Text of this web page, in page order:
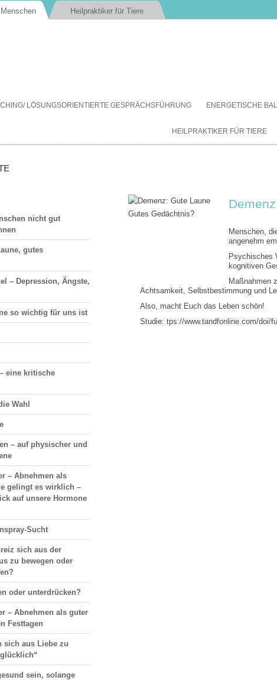
Heilpraktiker für Tiere
Inhalt
LÖSUNGSORIENTIERTE GESPRÄCHSFÜHRUNG ENERGETISCHE
HEILPRAKTIKER FÜR TIERE
Menschen,
angenehm
Psychisches
kognitiven
Maßnahmen
Achtsamkeit, Selbstbestimmung und
Also, macht Euch das Leben schön!
Studie: tps://www.tandfonline.com/doi/
nicht gut
gutes
– Depression, Ängste,
so wichtig für uns ist
eine kritische
Wahl
– auf physischer und
– Abnehmen als
gelingt es wirklich –
auf unsere Hormone
Sucht
sich aus der
zu bewegen oder
oder unterdrücken?
– Abnehmen als guter
Festtagen
sich aus Liebe zu
sein, solange